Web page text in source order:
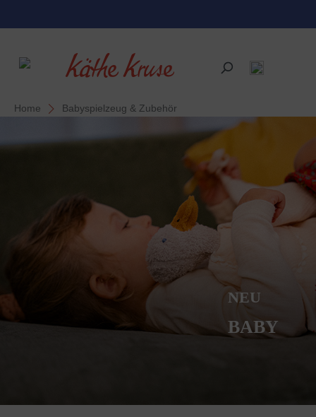
Home Babyspielzeug & Zubehör
NEU
BABY